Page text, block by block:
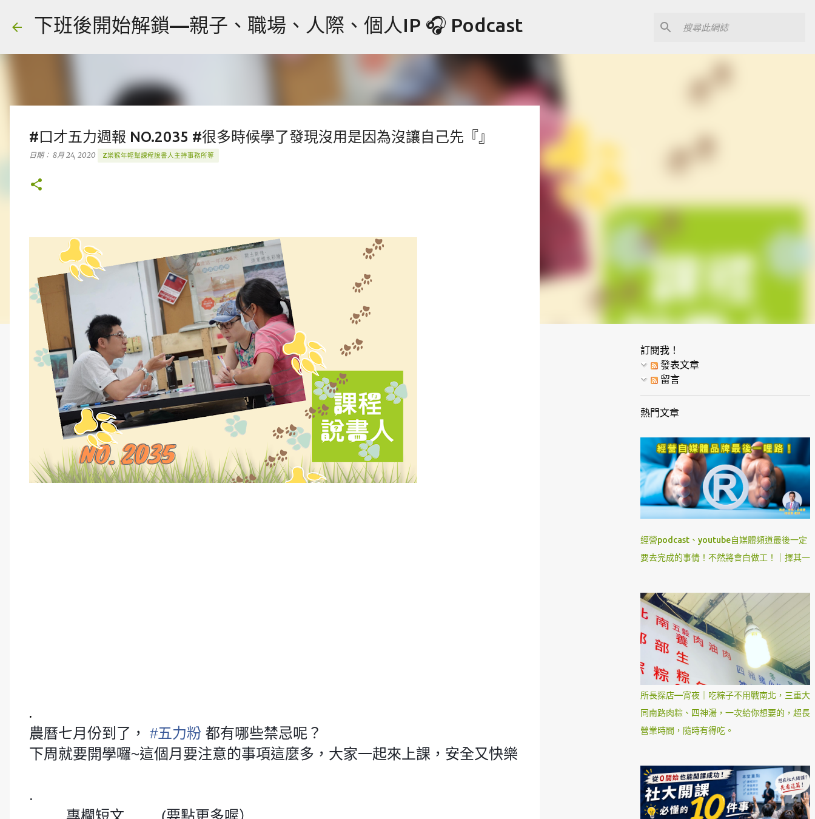
跳到主要內容
下班後開始解鎖—親子、職場、人際、個人IP 🎧 Podcast
#口才五力週報 NO.2035 #很多時候學了發現沒用是因為沒讓自己先『』
日期： 8月 24, 2020 Z樂猴年輕幫課程說書人主持事務所等
.
農曆七月份到了， #五力粉 都有哪些禁忌呢？
下周就要開學囉~這個月要注意的事項這麼多，大家一起來上課，安全又快樂
.
專欄短文
(要點更多喔）
訂閱我！
發表文章
留言
熱門文章
經營podcast、youtube自媒體頻道最後一定
要去完成的事情！不然將會白做工！｜擇其一
所長探店—宵夜｜吃粽子不用戰南北，三重大
同南路肉粽、四神湯，一次給你想要的，超長
營業時間，隨時有得吃。